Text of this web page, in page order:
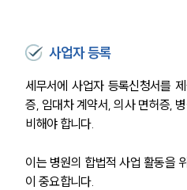
사업자 등록
세무서에 사업자 등록신청서를
증, 임대차 계약서, 의사 면허증,
비해야 합니다.
이는 병원의 합법적 사업 활동을
이 중요합니다.